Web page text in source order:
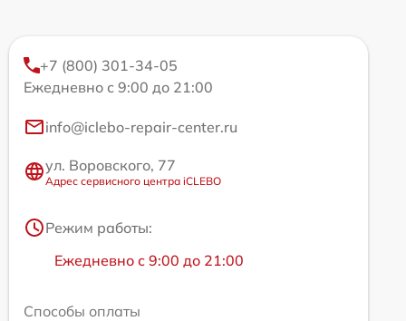
+7 (800) 301-34-05
Ежедневно с 9:00 до 21:00
info@iclebo-repair-center.ru
ул. Воровского, 77
Адрес сервисного центра iCLEBO
Режим работы:
Ежедневно с 9:00 до 21:00
Способы оплаты